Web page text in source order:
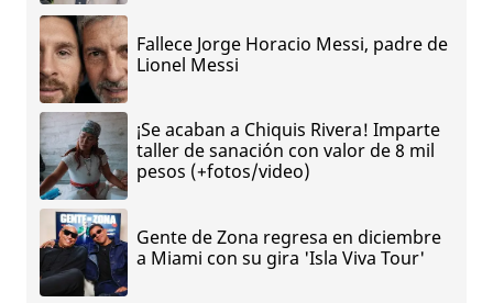
Fallece Jorge Horacio Messi, padre de
Lionel Messi
¡Se acaban a Chiquis Rivera! Imparte
taller de sanación con valor de 8 mil
pesos (+fotos/video)
Gente de Zona regresa en diciembre
a Miami con su gira 'Isla Viva Tour'